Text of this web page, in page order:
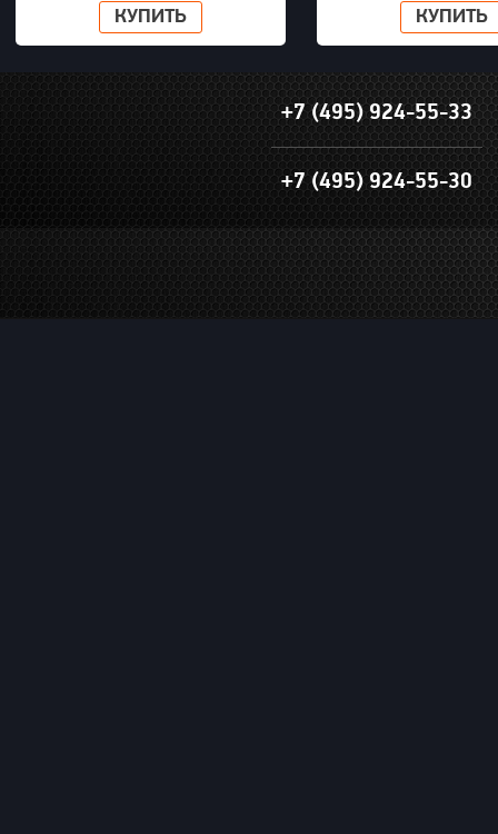
КУПИТЬ КУПИТЬ
+7 (495) 924-55-33
+7 (495) 924-55-30